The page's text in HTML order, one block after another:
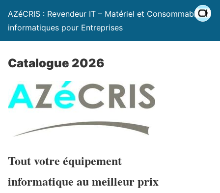
AZéCRIS : Revendeur IT – Matériel et Consommables
informatiques pour Entreprises
Catalogue 2026
Tout votre équipement
informatique au meilleur prix